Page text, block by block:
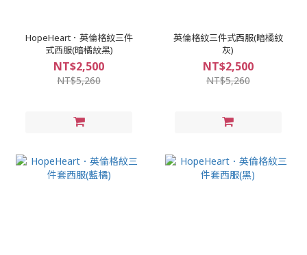
HopeHeart．英倫格紋三件
式西服(暗橘紋黑)
NT$2,500
NT$5,260
英倫格紋三件式西服(暗橘紋
灰)
NT$2,500
NT$5,260